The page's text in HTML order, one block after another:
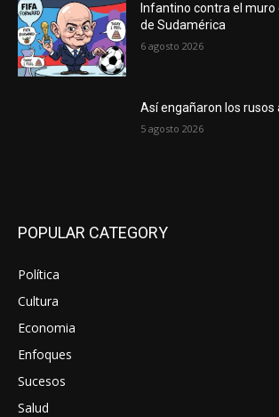
Infantino contra el muro
de Sudamérica
6 agosto 2026
Así engañaron los rusos
5 agosto 2026
POPULAR CATEGORY
Política
Cultura
Economia
Enfoques
Sucesos
Salud